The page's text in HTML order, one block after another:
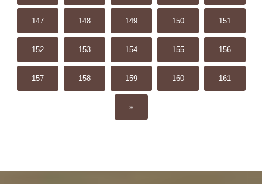
147 148 149 150 151
152 153 154 155 156
157 158 159 160 161
»